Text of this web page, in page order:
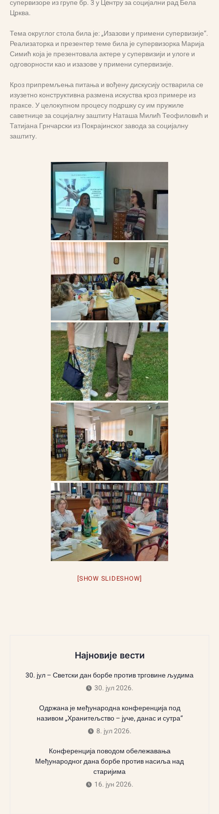
супервизоре из групе бр. 3 у Цeнтру за социјални рад Бела
Црква.
Тема округлог стола била је: „Изазови у примени супервизије“.
Реализаторка и презентер теме била је супервизорка Марија
Симић која је презентовала актере у супервизији и улоге и
одговорности као и изазове у примени супервизије.
Кроз припремљења питања и вођену дискусију остварила се
изузетно конструктивна размена искуства кроз примере из
праксе. У целокупном процесу подршку су им пружиле
саветнице за социјалну заштиту Наташа Милић Теофиловић и
Татијана Грнчарски из Покрајинског завода за социјалну
заштиту.
[SHOW SLIDESHOW]
Најновије вести
30. јул – Светски дан борбе против трговине људима
30. јул 2026.
Одржана је међународна конференција под
називом „Хранитељство – јуче, данас и сутра“
8. јул 2026.
Конференција поводом обележавања
Међународног дана борбе против насиља над
старијима
16. јун 2026.